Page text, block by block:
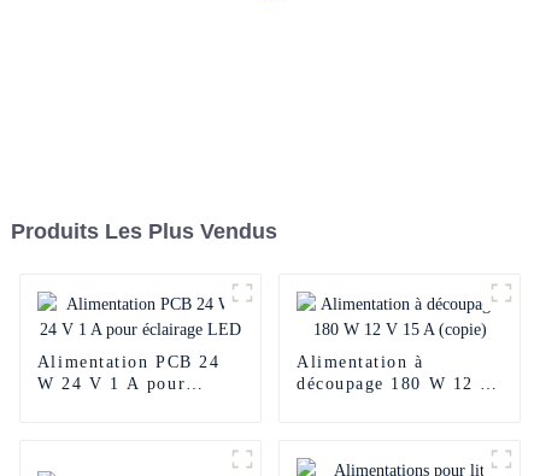
Produits Les Plus Vendus
Alimentation PCB 24
W 24 V 1 A pour
Alimentation à
découpage 180 W 12 V